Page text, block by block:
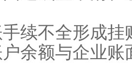
手续不全形成
余额与企业